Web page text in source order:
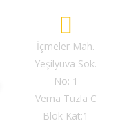
İçmeler Mah.
Yeşilyuva Sok.
No: 1
Vema Tuzla C
Blok Kat:1